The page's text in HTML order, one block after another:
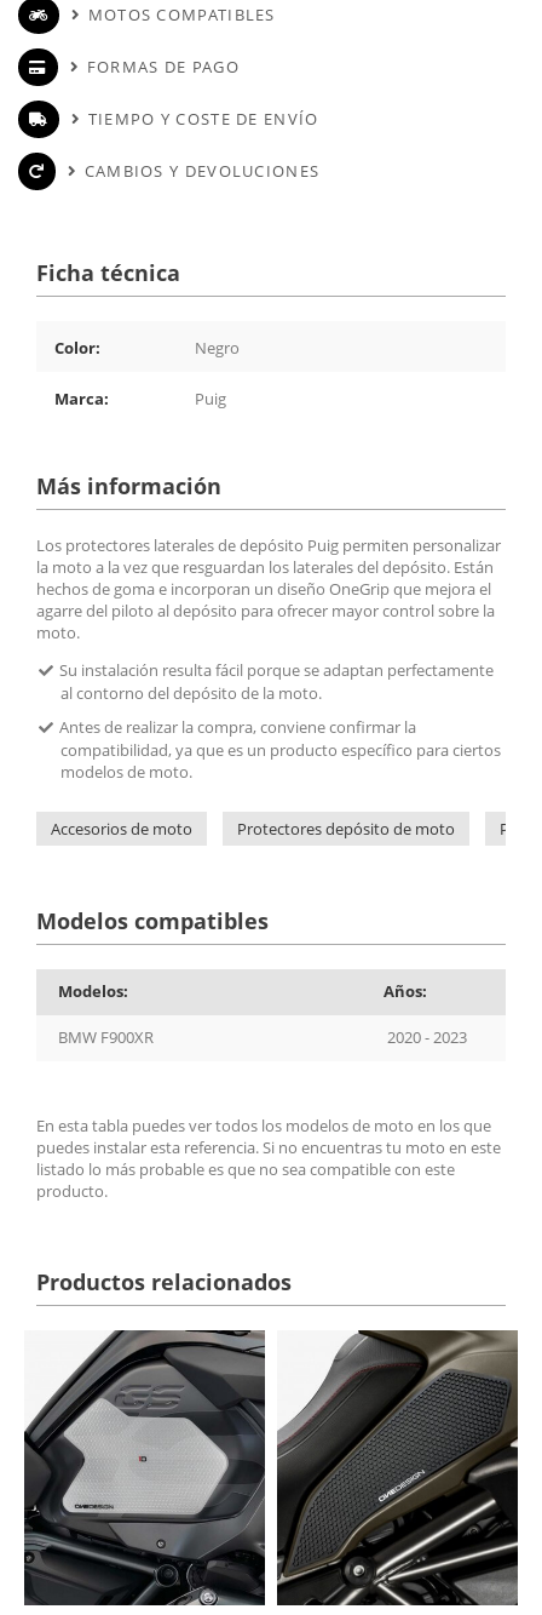
MOTOS COMPATIBLES
FORMAS DE PAGO
TIEMPO Y COSTE DE ENVÍO
CAMBIOS Y DEVOLUCIONES
Ficha técnica
Color: Negro
Marca: Puig
Más información
Los protectores laterales de depósito Puig permiten personalizar
la moto a la vez que resguardan los laterales del depósito. Están
hechos de goma e incorporan un diseño OneGrip que mejora el
agarre del piloto al depósito para ofrecer mayor control sobre la
moto.
Su instalación resulta fácil porque se adaptan perfectamente
al contorno del depósito de la moto.
Antes de realizar la compra, conviene confirmar la
compatibilidad, ya que es un producto específico para ciertos
modelos de moto.
Accesorios de moto Protectores depósito de moto
Modelos compatibles
Modelos: Años:
BMW F900XR 2020 - 2023
En esta tabla puedes ver todos los modelos de moto en los que
puedes instalar esta referencia. Si no encuentras tu moto en este
listado lo más probable es que no sea compatible con este
producto.
Productos relacionados